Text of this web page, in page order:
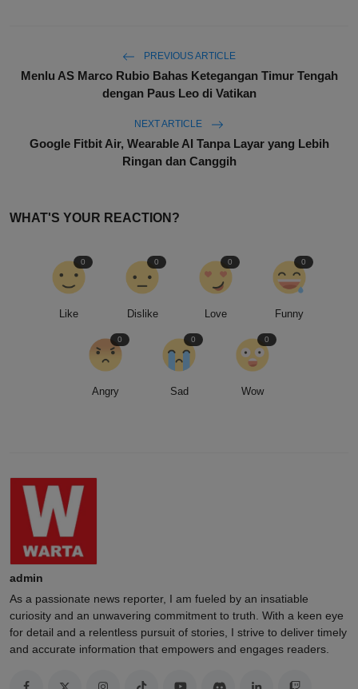
PREVIOUS ARTICLE
Menlu AS Marco Rubio Bahas Ketegangan Timur Tengah
dengan Paus Leo di Vatikan
NEXT ARTICLE
Google Fitbit Air, Wearable AI Tanpa Layar yang Lebih
Ringan dan Canggih
WHAT'S YOUR REACTION?
Like
0
Dislike
0
Love
0
Funny
0
Angry
0
Sad
0
Wow
0
admin
As a passionate news reporter, I am fueled by an insatiable
curiosity and an unwavering commitment to truth. With a keen eye
for detail and a relentless pursuit of stories, I strive to deliver timely
and accurate information that empowers and engages readers.